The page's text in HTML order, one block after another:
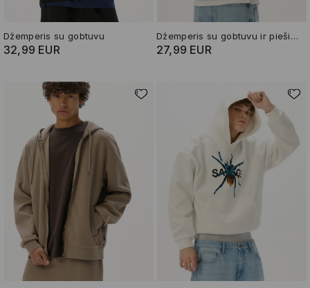
Džemperis su gobtuvu
32,99 EUR
Džemperis su gobtuvu ir piešiniu
27,99 EUR